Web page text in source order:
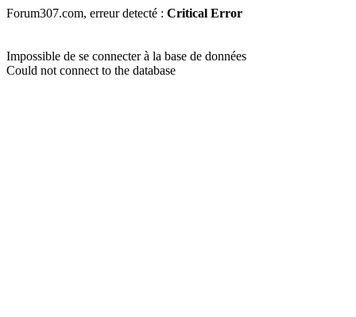
Forum307.com, erreur detecté : Critical Error
Impossible de se connecter à la base de données
Could not connect to the database